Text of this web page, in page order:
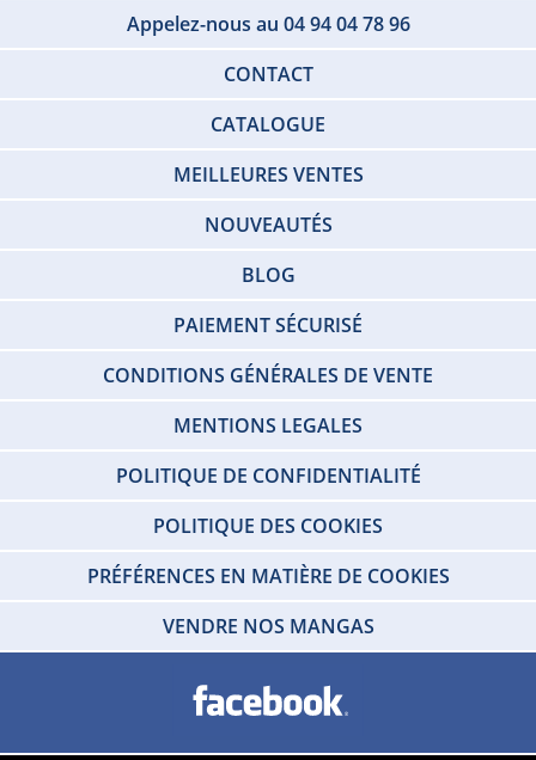
Appelez-nous au 04 94 04 78 96
CONTACT
CATALOGUE
MEILLEURES VENTES
NOUVEAUTÉS
BLOG
PAIEMENT SÉCURISÉ
CONDITIONS GÉNÉRALES DE VENTE
MENTIONS LEGALES
POLITIQUE DE CONFIDENTIALITÉ
POLITIQUE DES COOKIES
PRÉFÉRENCES EN MATIÈRE DE COOKIES
VENDRE NOS MANGAS